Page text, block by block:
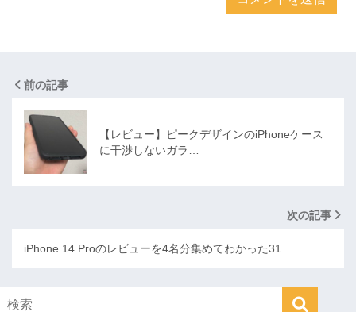
前の記事
【レビュー】ピークデザインのiPhoneケース
に干渉しないガラ…
次の記事
iPhone 14 Proのレビューを4名分集めてわかった31…